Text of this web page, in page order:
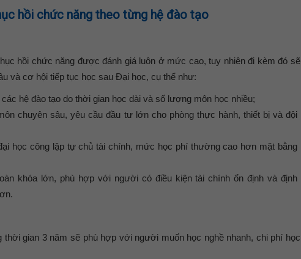
hồi chức năng theo từng hệ đào tạo
hồi chức năng được đánh giá luôn ở mức cao, tuy nhiên đi kèm đó sẽ
và cơ hội tiếp tục học sau Đại học, cụ thể như:
hệ đào tạo do thời gian học dài và số lượng môn học nhiều;
chuyên sâu, yêu cầu đầu tư lớn cho phòng thực hành, thiết bị và đội
học công lập tự chủ tài chính, mức học phí thường cao hơn mặt bằng
khóa lớn, phù hợp với người có điều kiện tài chính ổn định và định
thời gian 3 năm sẽ phù hợp với người muốn học nghề nhanh, chi phí học